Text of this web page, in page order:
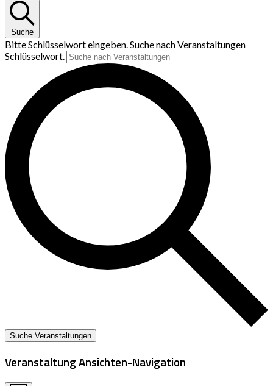
Suche
Bitte Schlüsselwort eingeben. Suche nach Veranstaltungen
Schlüsselwort.
Suche Veranstaltungen
Veranstaltung Ansichten-Navigation